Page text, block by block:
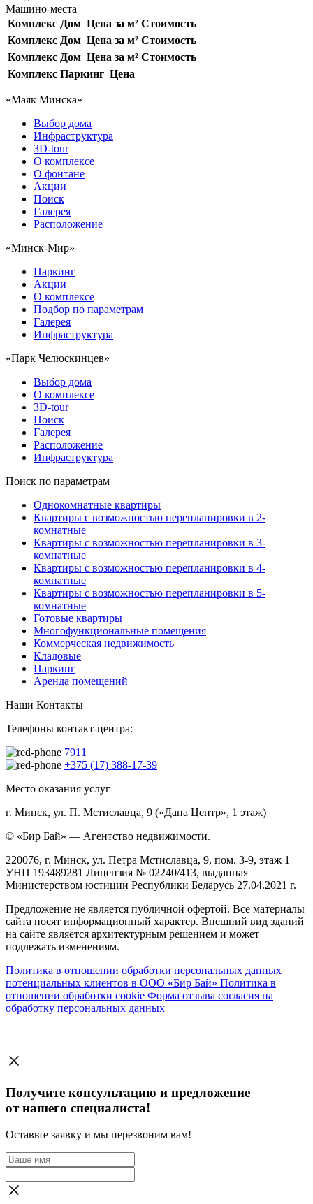
Машино-места
Комплекс Дом Цена за м² Стоимость
Комплекс Дом Цена за м² Стоимость
Комплекс Дом Цена за м² Стоимость
Комплекс Паркинг Цена
«Маяк Минска»
Выбор дома
Инфраструктура
3D-tour
О комплексе
О фонтане
Акции
Поиск
Галерея
Расположение
«Минск-Мир»
Паркинг
Акции
О комплексе
Подбор по параметрам
Галерея
Инфраструктура
«Парк Челюскинцев»
Выбор дома
О комплексе
3D-tour
Поиск
Галерея
Расположение
Инфраструктура
Поиск по параметрам
Однокомнатные квартиры
Квартиры с возможностью перепланировки в 2-
комнатные
Квартиры с возможностью перепланировки в 3-
комнатные
Квартиры с возможностью перепланировки в 4-
комнатные
Квартиры с возможностью перепланировки в 5-
комнатные
Готовые квартиры
Многофункциональные помещения
Коммерческая недвижимость
Кладовые
Паркинг
Аренда помещений
Наши Контакты
Телефоны контакт-центра:
7911
+375 (17) 388-17-39
Место оказания услуг
г. Минск, ул. П. Мстиславца, 9 («Дана Центр», 1 этаж)
© «Бир Бай» — Агентство недвижимости.
220076, г. Минск, ул. Петра Мстиславца, 9, пом. 3-9, этаж 1
УНП 193489281 Лицензия № 02240/413, выданная
Министерством юстиции Республики Беларусь 27.04.2021 г.
Предложение не является публичной офертой. Все материалы
сайта носят информационный характер. Внешний вид зданий
на сайте является архитектурным решением и может
подлежать изменениям.
Политика в отношении обработки персональных данных
потенциальных клиентов в ООО «Бир Бай» Политика в
отношении обработки cookie Форма отзыва согласия на
обработку персональных данных
Получите консультацию и предложение
от нашего специалиста!
Оставьте заявку и мы перезвоним вам!